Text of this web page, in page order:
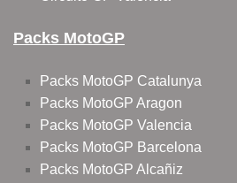
Packs MotoGP
Packs MotoGP Catalunya
Packs MotoGP Aragon
Packs MotoGP Valencia
Packs MotoGP Barcelona
Packs MotoGP Alcañiz